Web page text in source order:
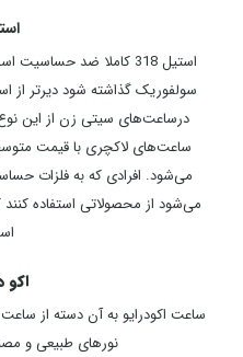
استیل 318 کاملا ضد
درساعت‌های سیتی زن از این
می‌شود. افرادی که به فلزات
اکو
ساعت اکودرایو به آن دسته از
نورهای طبیعی و